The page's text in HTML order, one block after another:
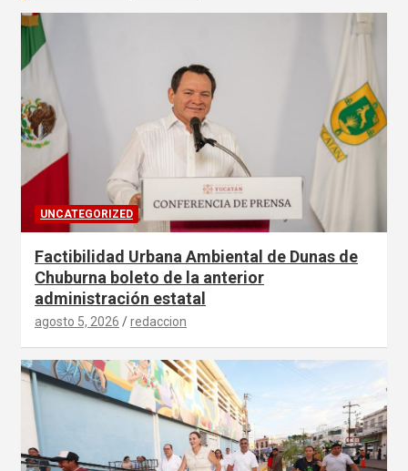
UNCATEGORIZED
Factibilidad Urbana Ambiental de Dunas de
Chuburna boleto de la anterior
administración estatal
agosto 5, 2026 redaccion